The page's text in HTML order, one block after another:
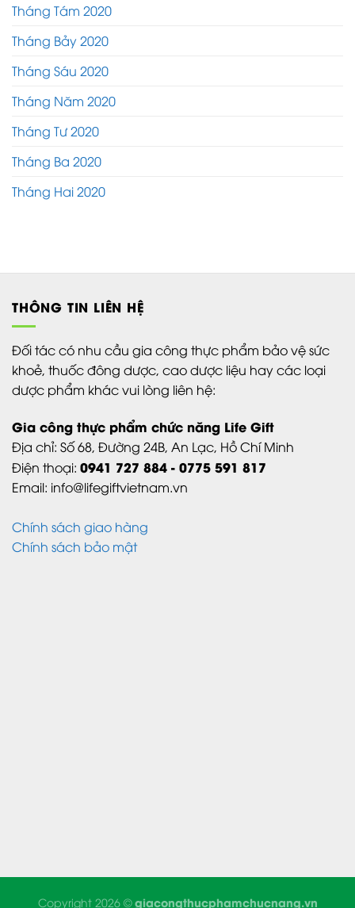
Tháng Tám 2020
Tháng Bảy 2020
Tháng Sáu 2020
Tháng Năm 2020
Tháng Tư 2020
Tháng Ba 2020
Tháng Hai 2020
THÔNG TIN LIÊN HỆ
Đối tác có nhu cầu gia công thực phẩm bảo vệ sức
khoẻ, thuốc đông dược, cao dược liệu hay các loại
dược phẩm khác vui lòng liên hệ:
Gia công thực phẩm chức năng Life Gift
Địa chỉ: Số 68, Đường 24B, An Lạc, Hồ Chí Minh
Điện thoại: 0941 727 884 - 0775 591 817
Email: info@lifegiftvietnam.vn
Chính sách giao hàng
Chính sách bảo mật
Copyright 2026 ©giacongthucphamchucnang.vn